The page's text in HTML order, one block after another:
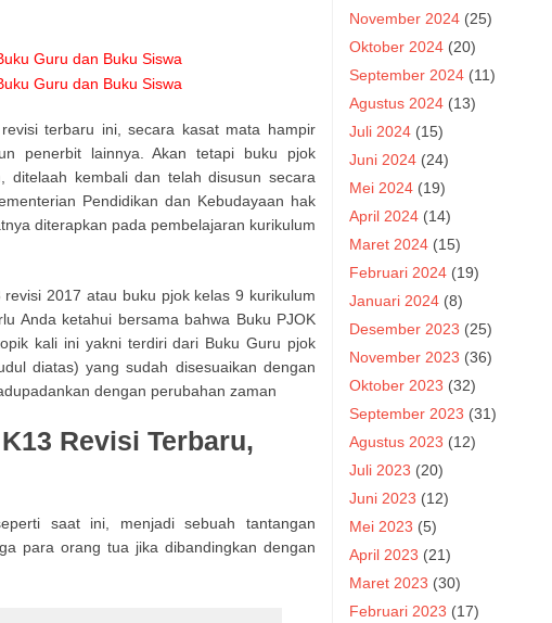
Guru dan Buku Siswa
Guru dan Buku Siswa
terbaru ini, secara kasat mata hampir
penerbit lainnya. Akan tetapi buku pjok
kembali dan telah disusun secara
Pendidikan dan Kebudayaan hak
diterapkan pada pembelajaran kurikulum
2017 atau buku pjok kelas 9 kurikulum
Anda ketahui bersama bahwa Buku PJOK
kali ini yakni terdiri dari Buku Guru pjok
diatas) yang sudah disesuaikan dengan
dengan perubahan zaman
Revisi Terbaru,
saat ini, menjadi sebuah tantangan
para orang tua jika dibandingkan dengan
November 2024 (25)
Oktober 2024 (20)
September 2024 (11)
Agustus 2024 (13)
Juli 2024 (15)
Juni 2024 (24)
Mei 2024 (19)
April 2024 (14)
Maret 2024 (15)
Februari 2024 (19)
Januari 2024 (8)
Desember 2023 (25)
November 2023 (36)
Oktober 2023 (32)
September 2023 (31)
Agustus 2023 (12)
Juli 2023 (20)
Juni 2023 (12)
Mei 2023 (5)
April 2023 (21)
Maret 2023 (30)
Februari 2023 (17)